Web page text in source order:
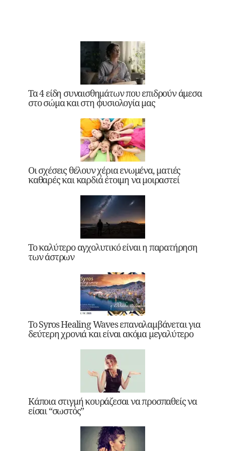
Τα 4 είδη συναισθημάτων που επιδρούν άμεσα
στο σώμα και στη φυσιολογία μας
Οι σχέσεις θέλουν χέρια ενωμένα, ματιές
καθαρές και καρδιά έτοιμη να μοιραστεί
Το καλύτερο αγχολυτικό είναι η παρατήρηση
των άστρων
Το Syros Healing Waves επαναλαμβάνεται για
δεύτερη χρονιά και είναι ακόμα μεγαλύτερο
Κάποια στιγμή κουράζεσαι να προσπαθείς να
είσαι “σωστός”